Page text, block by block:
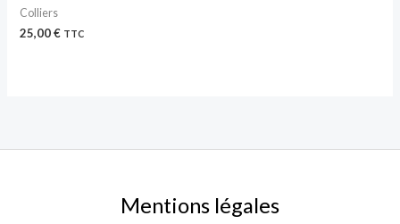
Colliers
25,00€ TTC
Mentions légales